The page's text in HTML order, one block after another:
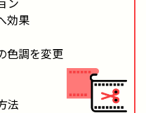
効果
色調を変更
法